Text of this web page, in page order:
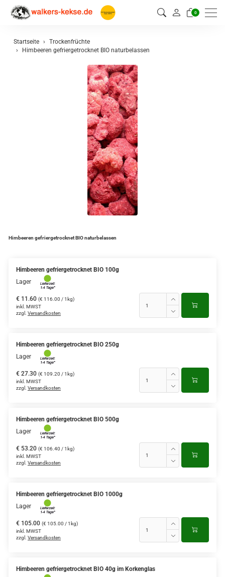
0
Startseite
Trockenfrüchte
Himbeeren gefriergetrocknet BIO naturbelassen
Himbeeren gefriergetrocknet BIO naturbelassen
Himbeeren gefriergetrocknet BIO 100g
Lager
€ 11.60 (€ 116.00 / 1kg)
inkl. MWST
zzgl. Versandkosten
Himbeeren gefriergetrocknet BIO 250g
Lager
€ 27.30 (€ 109.20 / 1kg)
inkl. MWST
zzgl. Versandkosten
Himbeeren gefriergetrocknet BIO 500g
Lager
€ 53.20 (€ 106.40 / 1kg)
inkl. MWST
zzgl. Versandkosten
Himbeeren gefriergetrocknet BIO 1000g
Lager
€ 105.00 (€ 105.00 / 1kg)
inkl. MWST
zzgl. Versandkosten
Himbeeren gefriergetrocknet BIO 40g im Korkenglas